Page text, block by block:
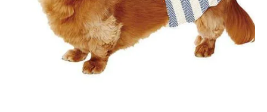
ログイン person 新規会員登録